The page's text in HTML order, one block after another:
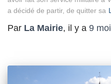
a décidé de partir, de quitter sa
Par La Mairie, il y a 9